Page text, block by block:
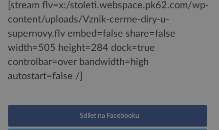
[stream flv=x:/stoleti.webspace.pk62.com/wp-
content/uploads/Vznik-cerrne-diry-u-
supernovy.flv embed=false share=false
width=505 height=284 dock=true
controlbar=over bandwidth=high
autostart=false /]
Sdílet na Facebooku